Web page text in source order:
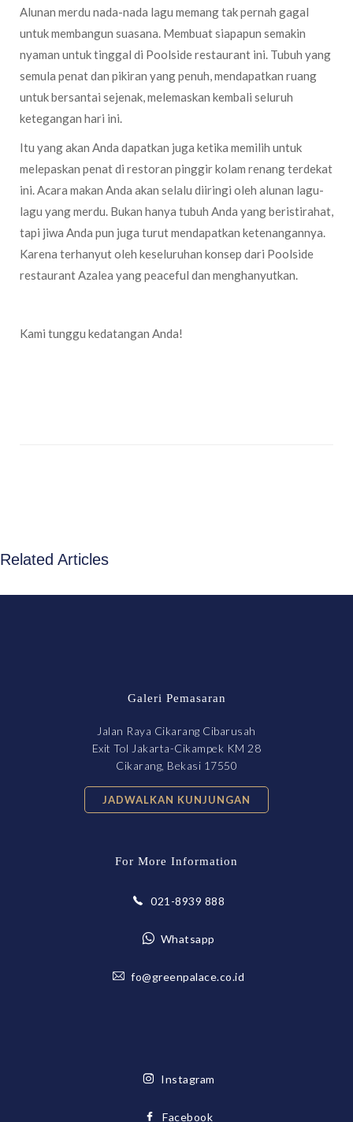
Alunan merdu nada-nada lagu memang tak pernah gagal
untuk membangun suasana. Membuat siapapun semakin
nyaman untuk tinggal di Poolside restaurant ini. Tubuh yang
semula penat dan pikiran yang penuh, mendapatkan ruang
untuk bersantai sejenak, melemaskan kembali seluruh
ketegangan hari ini.
Itu yang akan Anda dapatkan juga ketika memilih untuk
melepaskan penat di restoran pinggir kolam renang terdekat
ini. Acara makan Anda akan selalu diiringi oleh alunan lagu-
lagu yang merdu. Bukan hanya tubuh Anda yang beristirahat,
tapi jiwa Anda pun juga turut mendapatkan ketenangannya.
Karena terhanyut oleh keseluruhan konsep dari Poolside
restaurant Azalea yang peaceful dan menghanyutkan.
Kami tunggu kedatangan Anda!
Related Articles
Galeri Pemasaran
Jalan Raya Cikarang Cibarusah
Exit Tol Jakarta-Cikampek KM 28
Cikarang, Bekasi 17550
JADWALKAN KUNJUNGAN
For More Information
021-8939 888
Whatsapp
fo@greenpalace.co.id
Instagram
Facebook